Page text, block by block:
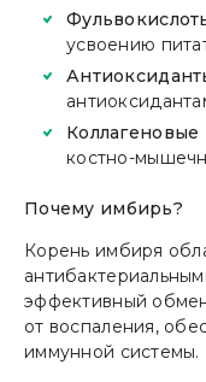
усвоению
костно-
Почему имбирь?
Корень имбиря
эффективный
от воспаления,
иммунной системы.